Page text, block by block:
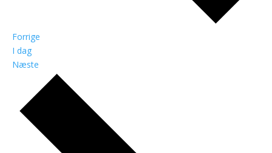
ForrigeBegivenheder
I dag
NæsteBegivenheder